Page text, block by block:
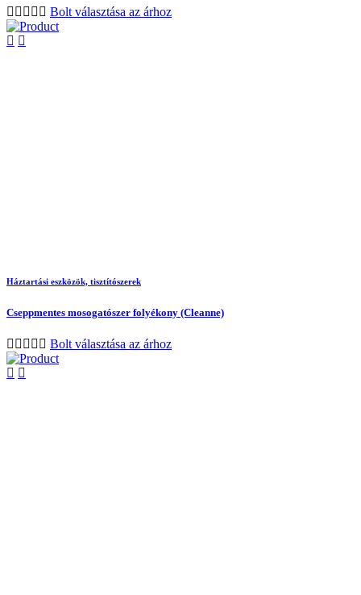
Bolt választása az árhoz
Háztartási eszközök, tisztítószerek
Cseppmentes mosogatószer folyékony (Cleanne)
Bolt választása az árhoz